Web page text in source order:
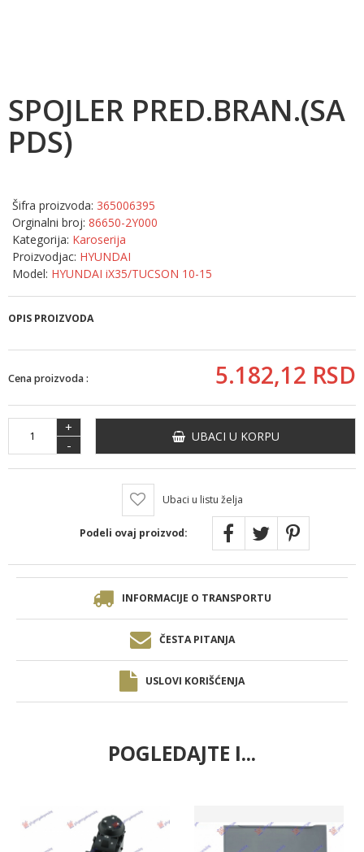
SPOJLER PRED.BRAN.(SA
PDS)
Šifra proizvoda: 365006395
Orginalni broj: 86650-2Y000
Kategorija: Karoserija
Proizvodjac: HYUNDAI
Model: HYUNDAI iX35/TUCSON 10-15
OPIS PROIZVODA
Cena proizvoda : 5.182,12 RSD
+
-
UBACI U KORPU
Ubaci u listu želja
Podeli ovaj proizvod:
INFORMACIJE O TRANSPORTU
ČESTA PITANJA
USLOVI KORIŠĆENJA
POGLEDAJTE I...